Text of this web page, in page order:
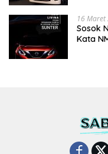
16
Sosok
Kata